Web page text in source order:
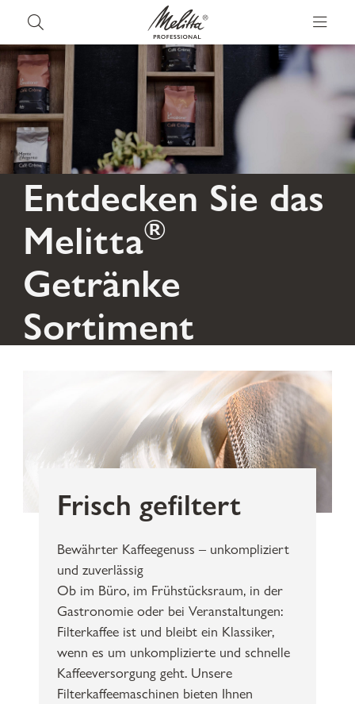
Entdecken Sie das
Melitta®
Getränke
Sortiment
Frisch gefiltert
Bewährter Kaffeegenuss – unkompliziert
und zuverlässig
Ob im Büro, im Frühstücksraum, in der
Gastronomie oder bei Veranstaltungen:
Filterkaffee ist und bleibt ein Klassiker,
wenn es um unkomplizierte und schnelle
Kaffeeversorgung geht. Unsere
Filterkaffeemaschinen bieten Ihnen